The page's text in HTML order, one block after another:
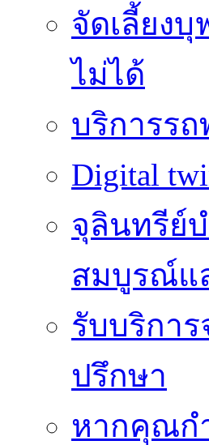
จัดเลี้ยง
ไม่ได้
บริการร
Digital
จุลินทรีย์
สมบูรณ์แ
รับบริกา
ปรึกษา
หากคุณก